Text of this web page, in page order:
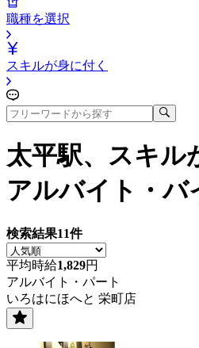
職種を選択
スキルが身に付く
太平駅、スキル
アルバイト・バ
検索結果11件
平均時給1,829円
アルバイト・パート
いろはにほへと 栄町店